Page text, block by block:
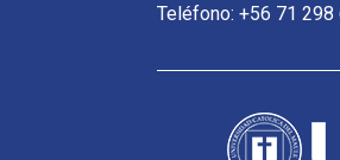
Teléfono: +56 71 298